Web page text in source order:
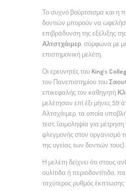
Το συχνό βούρτσισμα και η
δοντιών μπορούν να
επιβράδυνση της εξέλιξης
Αλτστχάιμερ , σύμφωνα με
επιστημονική μελέτη.
Οι ερευνητές του King’s
του Πανεπιστημίου του
επικεφαλής τον καθηγητή
μελέτησαν επί έξι μήνες 59
Αλτσχάιμερ, τα οποία
τεστ, (αιμοληψία για
φλεγμονής στον οργανισμό
της υγείας των δοντιών τους).
Η μελέτη δείχνει ότι στους
ουλίτιδα ή περιοδοντίτιδα,
ταχύτερος ρυθμός